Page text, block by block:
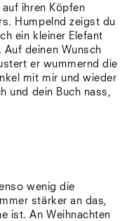
ihren Köpfen
Humpelnd zeigst du
ein kleiner Elefant
deinen Wunsch
er wummernd die
mit mir und wieder
und dein Buch nass,
wenig die
stärker an das,
ist. An Weihnachten